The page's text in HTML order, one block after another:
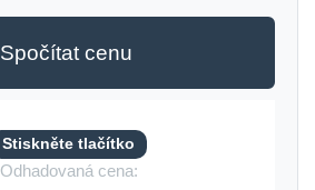
Spočítat cenu
Stiskněte tlačítko
Odhadovaná cena: